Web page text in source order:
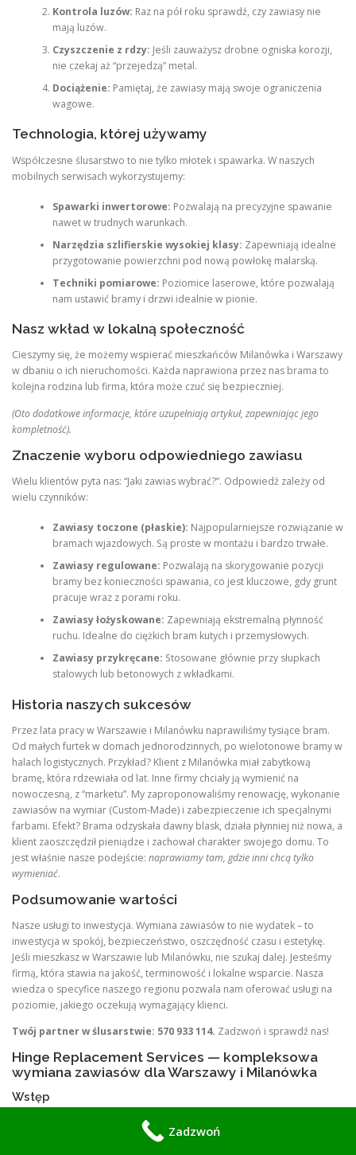
Kontrola luzów: Raz na pół roku sprawdź, czy zawiasy nie
mają luzów.
Czyszczenie z rdzy: Jeśli zauważysz drobne ogniska korozji,
nie czekaj aż “przejedzą” metal.
Dociążenie: Pamiętaj, że zawiasy mają swoje ograniczenia
wagowe.
Technologia, której używamy
Współczesne ślusarstwo to nie tylko młotek i spawarka. W naszych
mobilnych serwisach wykorzystujemy:
Spawarki inwertorowe: Pozwalają na precyzyjne spawanie
nawet w trudnych warunkach.
Narzędzia szlifierskie wysokiej klasy: Zapewniają idealne
przygotowanie powierzchni pod nową powłokę malarską.
Techniki pomiarowe: Poziomice laserowe, które pozwalają
nam ustawić bramy i drzwi idealnie w pionie.
Nasz wkład w lokalną społeczność
Cieszymy się, że możemy wspierać mieszkańców Milanówka i Warszawy
w dbaniu o ich nieruchomości. Każda naprawiona przez nas brama to
kolejna rodzina lub firma, która może czuć się bezpieczniej.
(Oto dodatkowe informacje, które uzupełniają artykuł, zapewniając jego
kompletność).
Znaczenie wyboru odpowiedniego zawiasu
Wielu klientów pyta nas: “Jaki zawias wybrać?”. Odpowiedź zależy od
wielu czynników:
Zawiasy toczone (płaskie): Najpopularniejsze rozwiązanie w
bramach wjazdowych. Są proste w montażu i bardzo trwałe.
Zawiasy regulowane: Pozwalają na skorygowanie pozycji
bramy bez konieczności spawania, co jest kluczowe, gdy grunt
pracuje wraz z porami roku.
Zawiasy łożyskowane: Zapewniają ekstremalną płynność
ruchu. Idealne do ciężkich bram kutych i przemysłowych.
Zawiasy przykręcane: Stosowane głównie przy słupkach
stalowych lub betonowych z wkładkami.
Historia naszych sukcesów
Przez lata pracy w Warszawie i Milanówku naprawiliśmy tysiące bram.
Od małych furtek w domach jednorodzinnych, po wielotonowe bramy w
halach logistycznych. Przykład? Klient z Milanówka miał zabytkową
bramę, która rdzewiała od lat. Inne firmy chciały ją wymienić na
nowoczesną, z “marketu”. My zaproponowaliśmy renowację, wykonanie
zawiasów na wymiar (Custom-Made) i zabezpieczenie ich specjalnymi
farbami. Efekt? Brama odzyskała dawny blask, działa płynniej niż nowa, a
klient zaoszczędził pieniądze i zachował charakter swojego domu. To
jest właśnie nasze podejście: naprawiamy tam, gdzie inni chcą tylko
wymieniać.
Podsumowanie wartości
Nasze usługi to inwestycja. Wymiana zawiasów to nie wydatek – to
inwestycja w spokój, bezpieczeństwo, oszczędność czasu i estetykę.
Jeśli mieszkasz w Warszawie lub Milanówku, nie szukaj dalej. Jesteśmy
firmą, która stawia na jakość, terminowość i lokalne wsparcie. Nasza
wiedza o specyfice naszego regionu pozwala nam oferować usługi na
poziomie, jakiego oczekują wymagający klienci.
Twój partner w ślusarstwie: 570 933 114. Zadzwoń i sprawdź nas!
Hinge Replacement Services — kompleksowa
wymiana zawiasów dla Warszawy i Milanówka
Wstęp
Hinge Replacement Services
kompleksowej wymianie, naprawie i projektowaniu zawiasów
Zadzwoń